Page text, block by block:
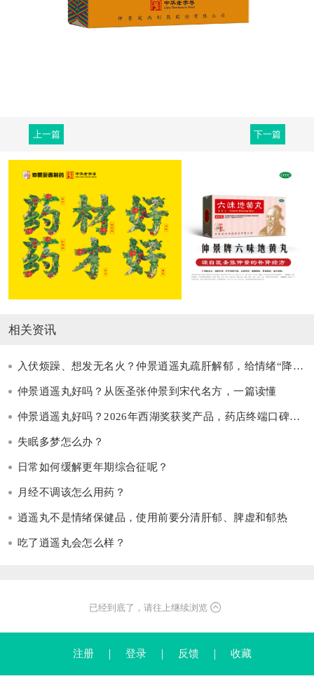
上一篇 下一篇
相关资讯
入伏烦躁、想发无名火？仲景逍遥丸疏肝解郁，给情绪“降降火”
仲景逍遥丸好吗？从医圣张仲景到宋代名方，一篇读懂
仲景逍遥丸好吗？2026年西湖奖获奖产品，药店终端口碑之选
失眠多梦怎么办？
日常如何缓解更年期综合征呢？
月经不调该怎么用药？
逍遥丸不是情绪保健品，使用前要分清肝郁、脾虚和郁热
吃了逍遥丸会怎么样？
已经到底了，请往上继续浏览
注册 登录 反馈 收藏